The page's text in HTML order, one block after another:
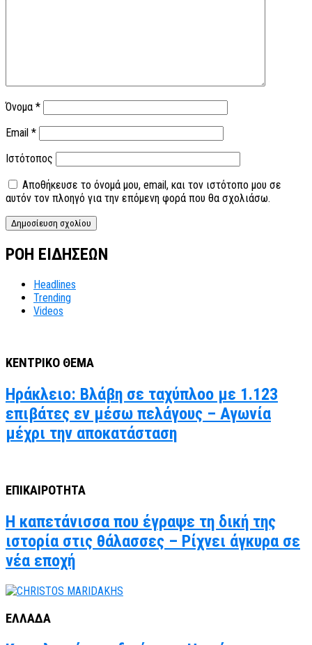
Όνομα *
Email *
Ιστότοπος
Αποθήκευσε το όνομά μου, email, και τον ιστότοπο μου σε
αυτόν τον πλοηγό για την επόμενη φορά που θα σχολιάσω.
ΡΟΗ ΕΙΔΗΣΕΩΝ
Headlines
Trending
Videos
ΚΕΝΤΡΙΚΟ ΘΕΜΑ
Ηράκλειο: Βλάβη σε ταχύπλοο με 1.123
επιβάτες εν μέσω πελάγους – Αγωνία
μέχρι την αποκατάσταση
ΕΠΙΚΑΙΡΟΤΗΤΑ
Η καπετάνισσα που έγραψε τη δική της
ιστορία στις θάλασσες – Ρίχνει άγκυρα σε
νέα εποχή
ΕΛΛΑΔΑ